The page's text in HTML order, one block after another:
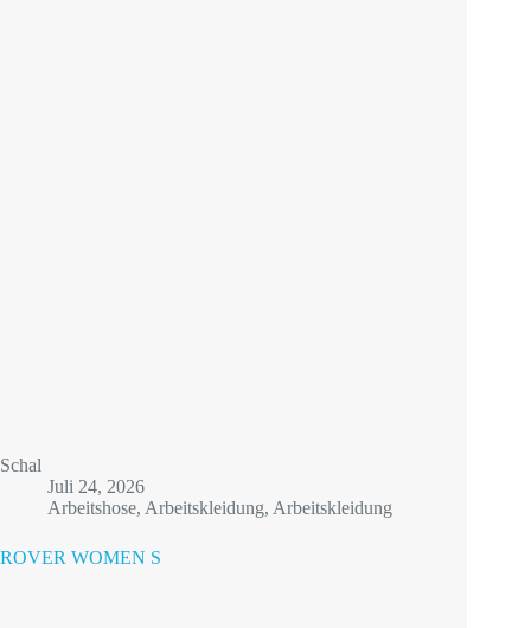
Schal
Juli 24, 2026
Arbeitshose, Arbeitskleidung, Arbeitskleidung
ROVER WOMEN S